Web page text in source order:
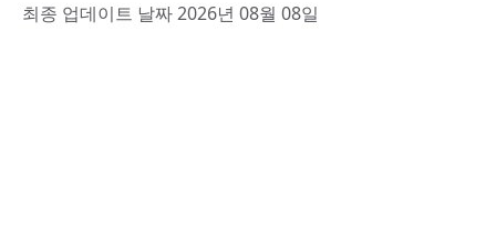
최종 업데이트 날짜 2026년 08월 08일